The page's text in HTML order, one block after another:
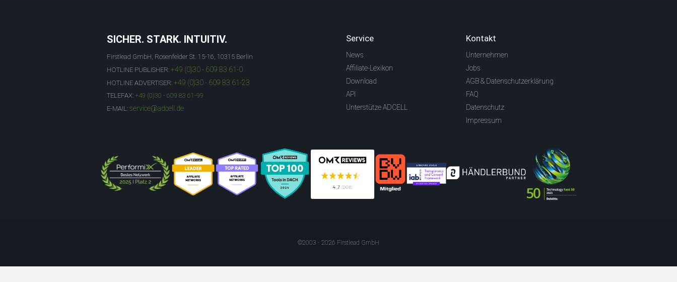
SICHER. STARK. INTUITIV.
Firstlead GmbH, Rosenfelder St. 15-16, 10315 Berlin
HOTLINE PUBLISHER: +49 (0)30 - 609 83 61-0
HOTLINE ADVERTISER: +49 (0)30 - 609 83 61-23
TELEFAX: +49 (0)30 - 609 83 61-99
E-MAIL: service@adcell.de
Service
News
Affiliate-Lexikon
Download
API
Unterstütze ADCELL
Kontakt
Unternehmen
Jobs
AGB & Datenschutzerklärung
FAQ
Datenschutz
Impressum
©2003 - 2026 Firstlead GmbH